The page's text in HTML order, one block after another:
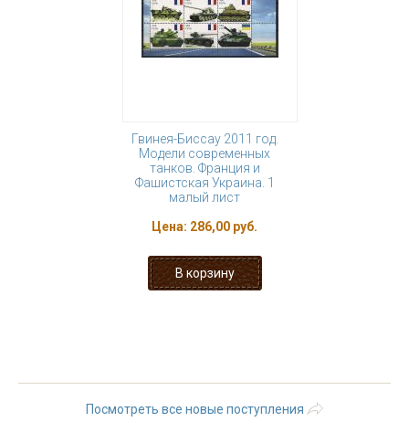
Гвинея-Биссау 2011 год.
Модели современных
танков. Франция и
Фашистская Украина. 1
малый лист
Цена: 286,00 руб.
Посмотреть все новые поступления